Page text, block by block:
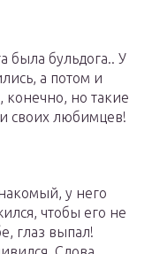
была бульдога.. У
а потом и
конечно, но такие
своих любимцев!
у него
чтобы его не
глаз выпал!